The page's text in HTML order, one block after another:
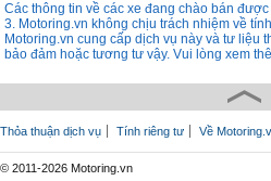
Các thông tin về các xe đang chào bán
3. Motoring.vn không chịu trách nhiệm về
Motoring.vn cung cấp dịch vụ này và tư liệu
bảo đảm hoặc tương tư vậy. Vui lòng xem
Thỏa thuận dịch vụ Tính riêng tư Về
© 2011-2026 Motoring.vn